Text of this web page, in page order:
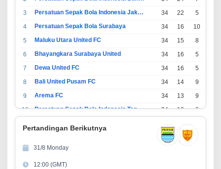
3
Persatuan Sepak Bola Indonesia Jakarta 34 22 5
4
Persatuan Sepak Bola Surabaya 34 16 10
5
Maluku Utara United FC 34 15 8
6
Bhayangkara Surabaya United 34 16 5
7
Dewa United FC 34 16 5
8
Bali United Pusam FC 34 14 9
9
Arema FC 34 13 9
10
Persatuan Sepak Bola Indonesia Tangerang 34 13 6
34 11
13
14
Madura United FC
Pertandingan Berikutnya
31/8 Monday
12:00 (GMT)